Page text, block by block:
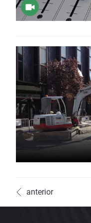
anterior